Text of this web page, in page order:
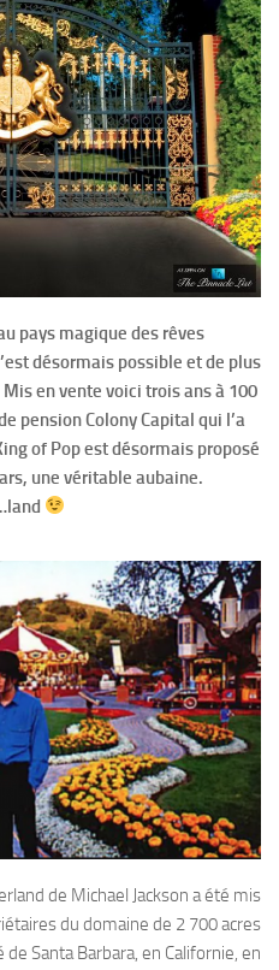
pays magique des rêves
désormais possible et de plus
en vente voici trois ans à 100
pension Colony Capital qui l’a
of Pop est désormais proposé
une véritable aubaine.
de Michael Jackson a été mis
du domaine de 2 700 acres
Santa Barbara, en Californie, en